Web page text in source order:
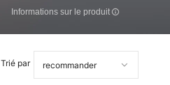
Informations sur le produit
Trié par